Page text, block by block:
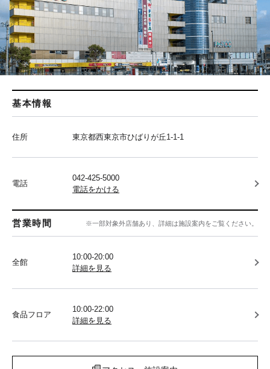
基本情報
住所 東京都西東京市ひばりが丘1-1-1
電話
042-425-5000
電話をかける
営業時間 ※一部対象外店舗あり、詳細は施設案内をご覧ください。
全館
10:00-20:00
詳細を見る
食品フロア
10:00-22:00
詳細を見る